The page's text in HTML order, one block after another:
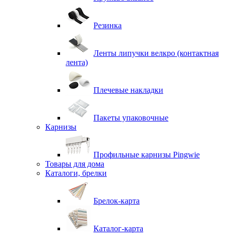
Резинка
Ленты липучки велкро (контактная
лента)
Плечевые накладки
Пакеты упаковочные
Карнизы
Профильные карнизы Pingwie
Товары для дома
Каталоги, брелки
Брелок-карта
Каталог-карта